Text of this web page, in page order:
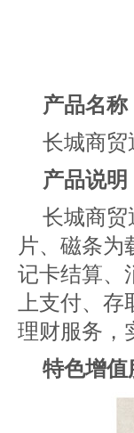
产品名称
长城商贸
产品说明
长城商贸
片、磁条为
记卡结算、
上支付、
理财服务，
特色增值